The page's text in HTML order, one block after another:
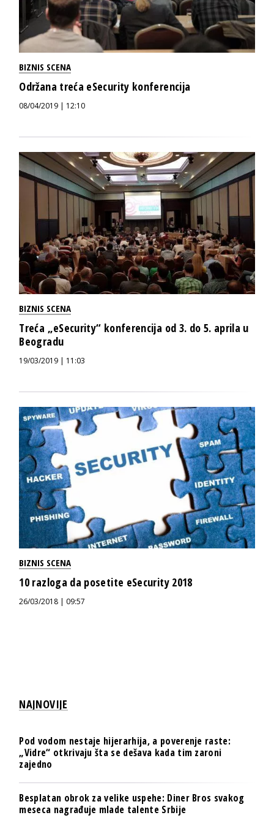
BIZNIS SCENA
Održana treća eSecurity konferencija
08/04/2019 | 12:10
BIZNIS SCENA
Treća „eSecurity“ konferencija od 3. do 5. aprila u
Beogradu
19/03/2019 | 11:03
BIZNIS SCENA
10 razloga da posetite eSecurity 2018
26/03/2018 | 09:57
NAJNOVIJE
Pod vodom nestaje hijerarhija, a poverenje raste:
„Vidre“ otkrivaju šta se dešava kada tim zaroni
zajedno
Besplatan obrok za velike uspehe: Diner Bros svakog
meseca nagrađuje mlade talente Srbije